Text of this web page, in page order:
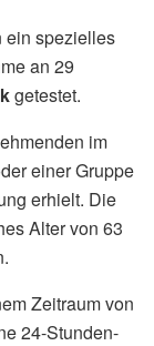
ein spezielles
an 29
getestet.
im
einer Gruppe
erhielt. Die
Alter von 63
Zeitraum von
24-Stunden-